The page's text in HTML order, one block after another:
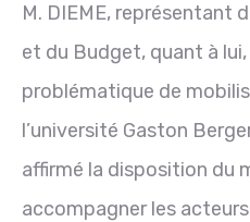
M. DIEME, représentant
et du Budget, quant à lui,
problématique de
l’université Gaston
affirmé la disposition du
accompagner les